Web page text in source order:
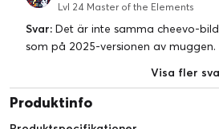
Lvl 24 Master of the Elements
Svar: Det är inte samma cheevo-
som på 2025-versionen av muggen.
Visa fler
Produktinfo